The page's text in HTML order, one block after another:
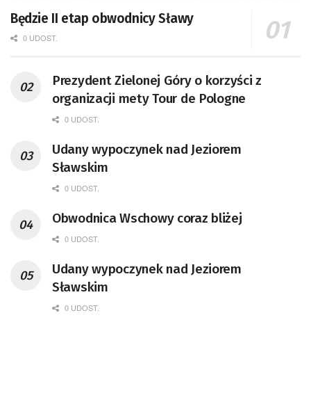
Będzie II etap obwodnicy Sławy
0 UDOST.
Prezydent Zielonej Góry o korzyści z
organizacji mety Tour de Pologne
0 UDOST.
Udany wypoczynek nad Jeziorem
Sławskim
0 UDOST.
Obwodnica Wschowy coraz bliżej
0 UDOST.
Udany wypoczynek nad Jeziorem
Sławskim
0 UDOST.